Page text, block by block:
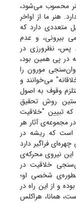
محسوب می‌شود،
هنر ما از اواخر
متعددی دارد که
بیرونی، و عدم
پس، نظرورزی در
در پی همین بود،
مورون را
می‌خوانند و
وقوف به اصول
روش‌ تحقیق
تبیین "خلاقیت
مجموعه‌ی آثار هر
است که ریشه در
چهره‌ای فراگیر دارد
نیروی محرکه‌ی
خلاقیت در
شخصی او؛
و از این راه در
همانا، هراکلس